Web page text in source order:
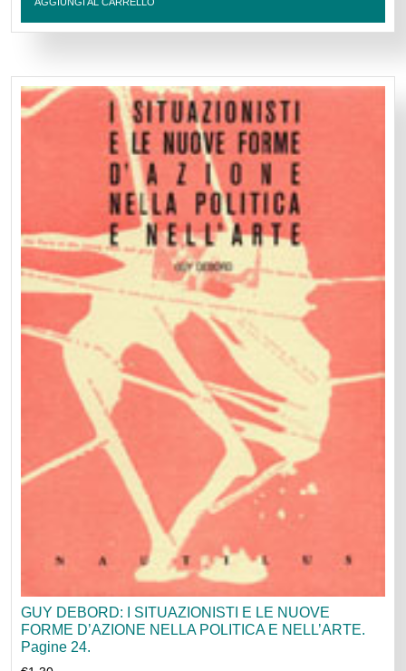
GUY DEBORD: I SITUAZIONISTI E LE NUOVE
FORME D’AZIONE NELLA POLITICA E NELL’ARTE.
Pagine 24.